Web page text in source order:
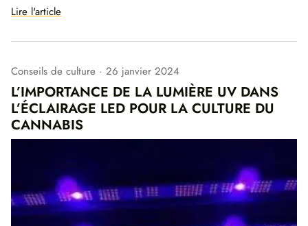
Lire l'article
Conseils de culture 26 janvier 2024
L’IMPORTANCE DE LA LUMIÈRE UV DANS
L’ÉCLAIRAGE LED POUR LA CULTURE DU
CANNABIS